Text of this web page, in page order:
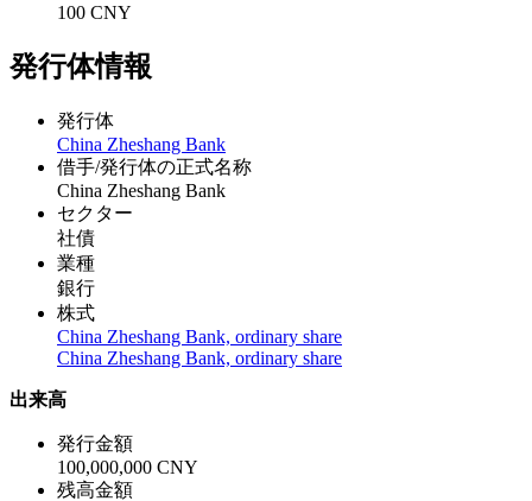
100 CNY
発行体情報
発行体
China Zheshang Bank
借手/発行体の正式名称
China Zheshang Bank
セクター
社債
業種
銀行
株式
China Zheshang Bank, ordinary share
China Zheshang Bank, ordinary share
出来高
発行金額
100,000,000 CNY
残高金額